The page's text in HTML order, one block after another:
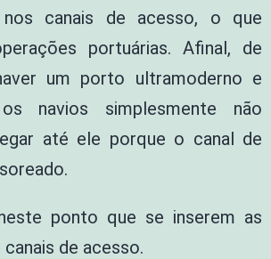
nos canais de acesso, o que
portuárias. Afinal, de
um porto ultramoderno e
navios simplesmente não
até ele porque o canal de
ponto que se inserem as
de acesso.